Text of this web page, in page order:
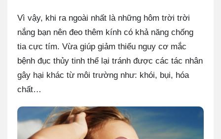
Vì vậy, khi ra ngoài nhất là những hôm trời trời
nắng bạn nên đeo thêm kính có khả năng chống
tia cực tím. Vừa giúp giảm thiểu nguy cơ mắc
bệnh đục thủy tinh thể lại tránh được các tác nhân
gây hại khác từ môi trường như: khói, bụi, hóa
chất…